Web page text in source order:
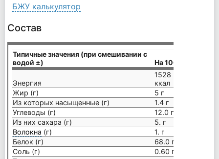
БЖУ калькулятор
Состав
Типичные значения (при смешивании с
водой ±)
На 100 г
Энергия
1528 кДж / 365
ккал
Жир (г)
5 г
Из которых насыщенные (г)
1.4 г
Углеводы (г)
12.0 г
Из них сахара (г)
5. г
Волокна (г)
1. г
Белок (г)
68.0 г
Соль (г)
0.60 г